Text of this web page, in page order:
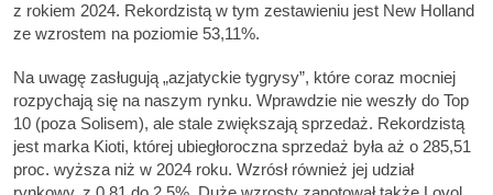
z rokiem 2024. Rekordzistą w tym zestawieniu jest New Holland
ze wzrostem na poziomie 53,11%.
Na uwagę zasługują „azjatyckie tygrysy”, które coraz mocniej
rozpychają się na naszym rynku. Wprawdzie nie weszły do Top
10 (poza Solisem), ale stale zwiększają sprzedaż. Rekordzistą
jest marka Kioti, której ubiegłoroczna sprzedaż była aż o 285,51
proc. wyższa niż w 2024 roku. Wzrósł również jej udział